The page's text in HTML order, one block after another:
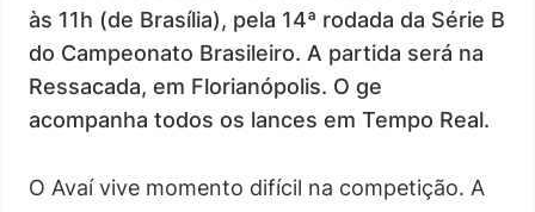
às 11h (de Brasília), pela 14ª rodada da Série B
do Campeonato Brasileiro. A partida será na
Ressacada, em Florianópolis. O ge
acompanha todos os lances em Tempo Real.
O Avaí vive momento difícil na competição. A